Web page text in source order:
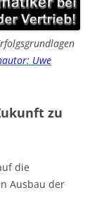
Uwe
zu
die
Ausbau der